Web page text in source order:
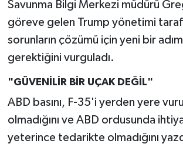
Savunma Bilgi Merkezi müdürü
göreve gelen Trump yönetimi
sorunların çözümü için yeni bir adım
gerektiğini vurguladı.
"GÜVENİLİR BİR UÇAK DEĞİL"
ABD basını, F-35'i yerden yere
olmadığını ve ABD ordusunda
yeterince tedarikte olmadığını